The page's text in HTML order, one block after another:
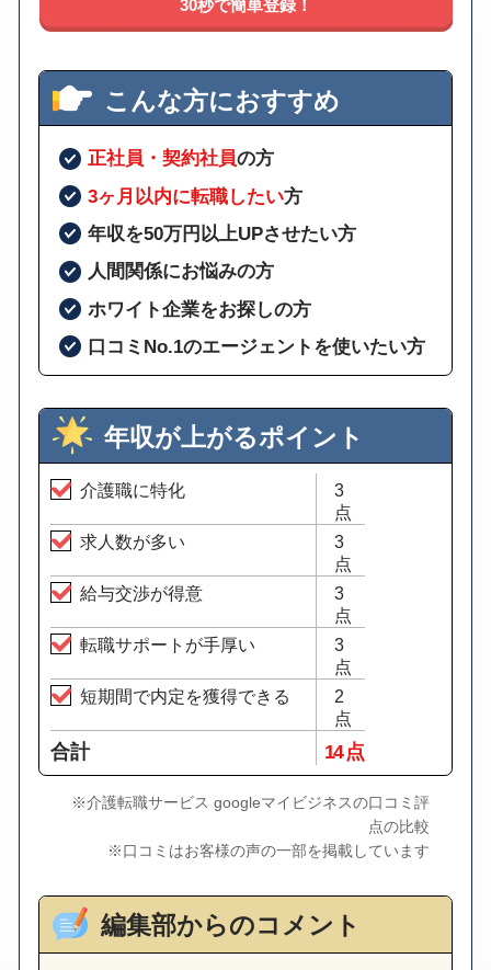
30秒で簡単登録！
こんな方におすすめ
正社員・契約社員の方
3ヶ月以内に転職したい方
年収を50万円以上UPさせたい方
人間関係にお悩みの方
ホワイト企業をお探しの方
口コミNo.1のエージェントを使いたい方
年収が上がるポイント
介護職に特化
3
点
求人数が多い
3
点
給与交渉が得意
3
点
転職サポートが手厚い
3
点
短期間で内定を獲得できる
2
点
合計 14 点
※介護転職サービス googleマイビジネスの口コミ評
点の比較
※口コミはお客様の声の一部を掲載しています
編集部からのコメント